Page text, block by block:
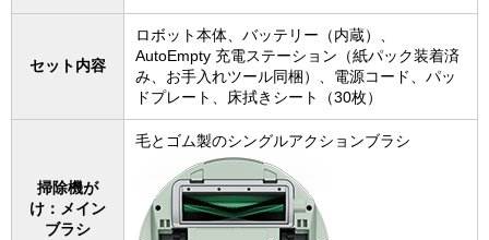
セット内容
ロボット本体、バッテリー（内蔵）、
AutoEmpty 充電ステーション（紙パック装着済
み、お手入れツール同梱）、電源コード、パッ
ドプレート、床拭きシート（30枚）
掃除機が
け：メイン
ブラシ
毛とゴム製のシングルアクションブラシ